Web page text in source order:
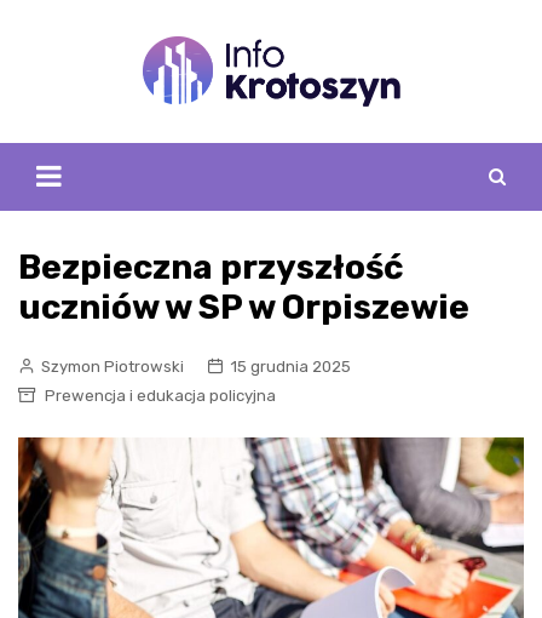
Bezpieczna przyszłość
uczniów w SP w Orpiszewie
Szymon Piotrowski
15 grudnia 2025
Prewencja i edukacja policyjna